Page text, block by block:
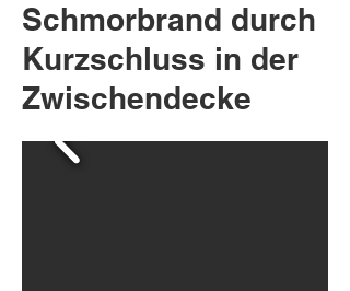
Schmorbrand durch
Kurzschluss in der
Zwischendecke